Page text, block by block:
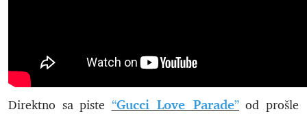
Direktno sa piste “Gucci Love Parade”od prošle